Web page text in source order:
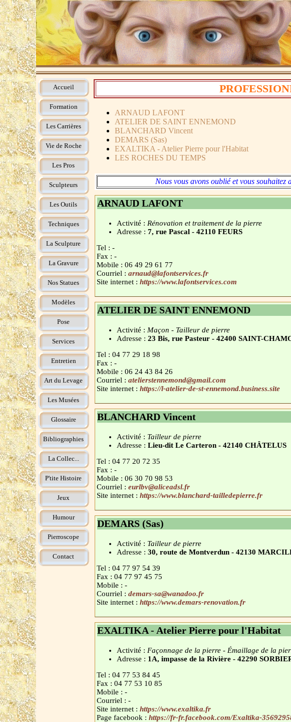
Accueil
Formation
Les Carrières
Vie de Roche
Les Pros
Sculpteurs
Les Outils
Techniques
La Sculpture
La Gravure
Nos Statues
Modèles
Pose
Services
Entretien
Art du Levage
Les Musées
Glossaire
Bibliographies
La Collec...
P'tite Histoire
Jeux
Humour
Pierroscope
Contact
ARNAUD LAFONT
ATELIER DE SAINT ENNEMOND
BLANCHARD Vincent
DEMARS (Sas)
EXALTIKA - Atelier Pierre pour l'Habitat
LES ROCHES DU TEMPS
Nous vous avons oublié et vous souhaitez
ARNAUD LAFONT
Activité : Rénovation et traitement de la pierre
Adresse : 7, rue Pascal - 42110 FEURS
Tel : -
Fax : -
Mobile : 06 49 29 61 77
Courriel : arnaud@lafontservices.fr
Site internet : https://www.lafontservices.com
ATELIER DE SAINT ENNEMOND
Activité : Maçon - Tailleur de pierre
Adresse : 23 Bis, rue Pasteur - 42400 SAINT-
Tel : 04 77 29 18 98
Fax : -
Mobile : 06 24 43 84 26
Courriel : atelierstennemond@gmail.com
Site internet : https://l-atelier-de-st-ennemond.business.site
BLANCHARD Vincent
Activité : Tailleur de pierre
Adresse : Lieu-dit Le Carteron - 42140 CHÂTELUS
Tel : 04 77 20 72 35
Fax : -
Mobile : 06 30 70 98 53
Courriel : eurlbv@aliceadsl.fr
Site internet : https://www.blanchard-tailledepierre.fr
DEMARS (Sas)
Activité : Tailleur de pierre
Adresse : 30, route de Montverdun - 42130
Tel : 04 77 97 54 39
Fax : 04 77 97 45 75
Mobile : -
Courriel : demars-sa@wanadoo.fr
Site internet : https://www.demars-renovation.fr
EXALTIKA - Atelier Pierre pour l'Habitat
Activité : Façonnage de la pierre - Émaillage de la
Adresse : 1A, impasse de la Rivière - 42290
Tel : 04 77 53 84 45
Fax : 04 77 53 10 85
Mobile : -
Courriel : -
Site internet : https://www.exaltika.fr
Page facebook : https://fr-fr.facebook.com/Exaltika-